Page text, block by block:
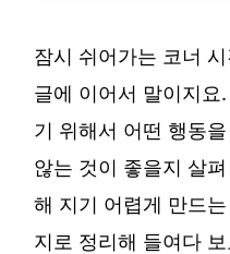
잠시 쉬어가는 코너
글에 이어서 말이지요
기 위해서 어떤 행동
않는 것이 좋을지 살
해 지기 어렵게 만드
지로 정리해 들여다